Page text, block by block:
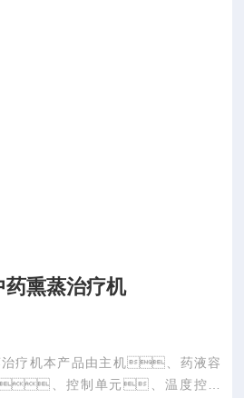
药熏蒸治疗机
治疗机本产品由主机、药液容
、控制单元、温度控制